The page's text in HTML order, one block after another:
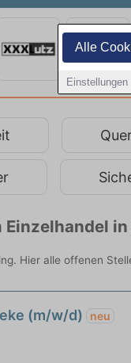
Alle
Einstellungen
Hier alle offenen
(m/w/d) neu